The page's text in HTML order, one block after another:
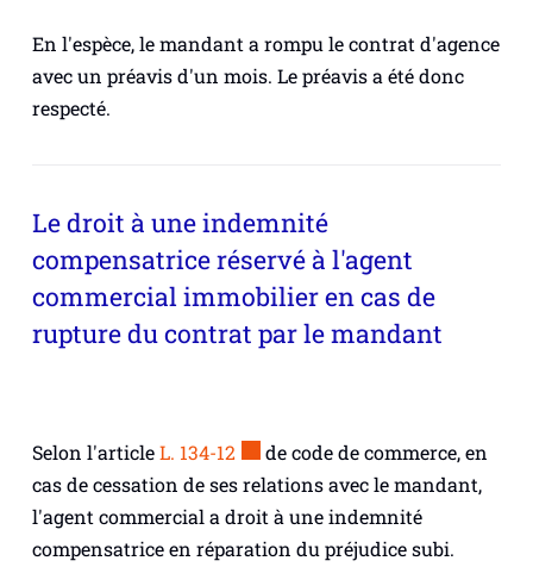
En l'espèce, le mandant a rompu le contrat d'agence
avec un préavis d'un mois. Le préavis a été donc
respecté.
Le droit à une indemnité
compensatrice réservé à l'agent
commercial immobilier en cas de
rupture du contrat par le mandant
Selon l'articleL. 134-12
de code de commerce, en
cas de cessation de ses relations avec le mandant,
l'agent commercial a droit à une indemnité
compensatrice en réparation du préjudice subi.